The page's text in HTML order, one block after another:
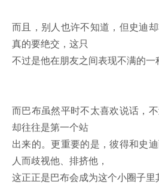
而且，别人也许不知道，但史迪
真的要绝交，这只
不过是他在朋友之间表现不满的一
而巴布虽然平时不太喜欢说话，
却往往是第一个站
出来的。更重要的是，彼得和史
人而歧视他、排挤他，
这正正是巴布会成为这个小圈子里